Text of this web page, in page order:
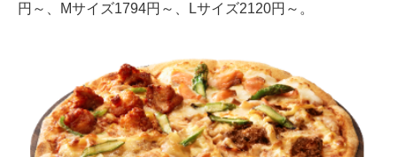
円～、Mサイズ1794円～、Lサイズ2120円～。